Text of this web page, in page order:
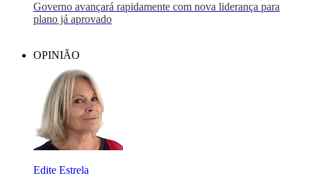
Governo avançará rapidamente com nova liderança para
plano já aprovado
OPINIÃO
Edite Estrela